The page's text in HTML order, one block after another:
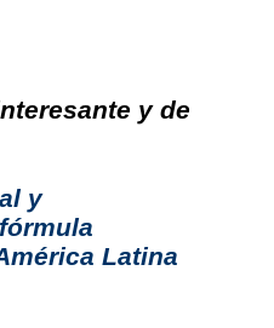
y de
y
Latina